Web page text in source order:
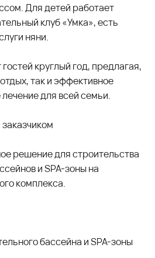
Для детей работает
клуб «Умка», есть
няни.
круглый год, предлагая,
так и эффективное
для всей семьи.
решение для строительства
и SPA-зоны на
комплекса.
бассейна и SPA-зоны